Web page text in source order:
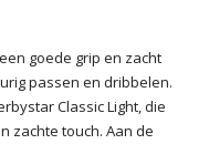
goede grip en zacht
passen en dribbelen.
Classic Light, die
zachte touch. Aan de